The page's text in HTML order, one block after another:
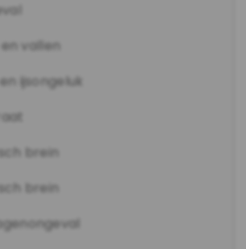
vallen
ijsongeluk
brein
brein